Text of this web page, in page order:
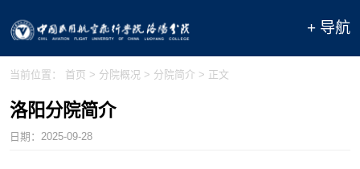
+ 导航
当前位置： 首页 > 分院概况 > 分院简介 > 正文
洛阳分院简介
日期： 2025-09-28